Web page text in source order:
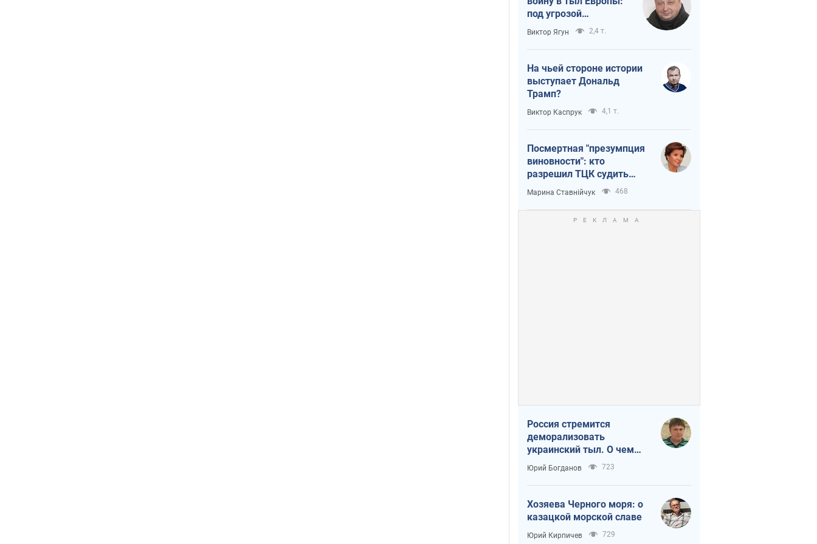
под угрозой
критическая
логистика
Виктор Ягун 2,4 т.
На чьей стороне истории
выступает Дональд
Трамп?
Виктор Каспрук 4,1 т.
Посмертная "презумпция
виновности": кто
разрешил ТЦК судить
погибших защитников
Марина Ставнійчук 468
Россия стремится
деморализовать
украинский тыл. О чем
стоит себе напомнить
Юрий Богданов 723
Хозяева Черного моря: о
казацкой морской славе
Юрий Кирпичев 729